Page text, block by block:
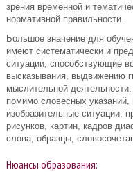
зрения временной и
нормативной правильности.
Большое значение для
имеют систематически и
ситуации, способствующие
высказывания, выдвижению
мыслительной
помимо словесных
изобразительные ситуации,
рисунков, картин, кадров
слова, образцы,
Нюансы образования: